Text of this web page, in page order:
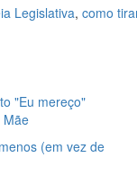
Legislativa, como
"Eu mereço"
Mãe
(em vez de